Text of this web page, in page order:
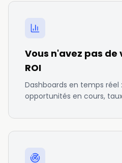
Vous n'avez pas de
ROI
Dashboards en temps réel
opportunités en cours,